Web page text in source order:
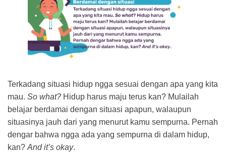
Terkadang situasi hidup ngga sesuai dengan apa yang kita
mau. So what? Hidup harus maju terus kan? Mulailah
belajar berdamai dengan situasi apapun, walaupun
situasinya jauh dari yang menurut kamu sempurna. Pernah
dengar bahwa ngga ada yang sempurna di dalam hidup,
kan? And it’s okay.